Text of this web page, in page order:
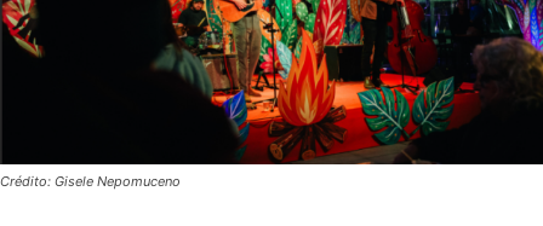
Crédito: Gisele Nepomuceno